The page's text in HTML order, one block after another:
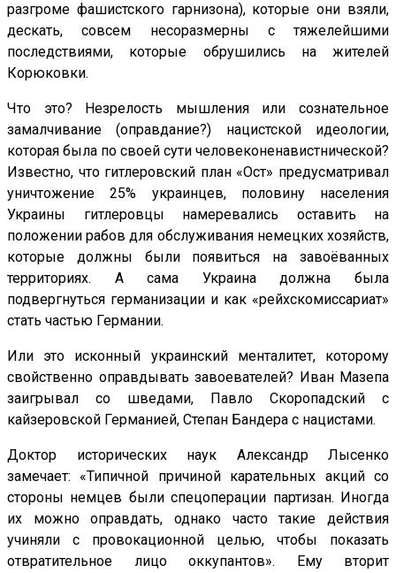
разгроме фашистского гарнизона), которые они взяли,
дескать, совсем несоразмерны с тяжелейшими
последствиями, которые обрушились на жителей
Корюковки.
Что это? Незрелость мышления или сознательное
замалчивание (оправдание?) нацистской идеологии,
которая была по своей сути человеконенавистнической?
Известно, что гитлеровский план «Ост» предусматривал
уничтожение 25% украинцев, половину населения
Украины гитлеровцы намеревались оставить на
положении рабов для обслуживания немецких хозяйств,
которые должны были появиться на завоёванных
территориях. А сама Украина должна была
подвергнуться германизации и как «рейхскомиссариат»
стать частью Германии.
Или это исконный украинский менталитет, которому
свойственно оправдывать завоевателей? Иван Мазепа
заигрывал со шведами, Павло Скоропадский с
кайзеровской Германией, Степан Бандера с нацистами.
Доктор исторических наук Александр Лысенко
замечает: «Типичной причиной карательных акций со
стороны немцев были спецоперации партизан. Иногда
их можно оправдать, однако часто такие действия
учиняли с провокационной целью, чтобы показать
отвратительное лицо оккупантов». Ему вторит